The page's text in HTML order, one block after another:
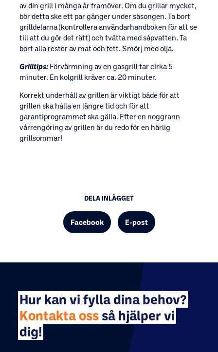
av din grill i många år framöver. Om du grillar mycket,
bör detta ske ett par gånger under säsongen. Ta bort
grilldelarna (kontrollera användarhandboken för att se
till att du gör det rätt) och tvätta med såpvatten. Ta
bort alla rester av mat och fett. Smörj med olja.
Grilltips: Förvärmning av en gasgrill tar cirka 5
minuter. En kolgrill kräver ca. 20 minuter.
Korrekt underhåll av grillen är viktigt både för att
grillen ska hålla en längre tid och för att
garantiprogrammet ska gälla. Efter en noggrann
vårrengöring av grillen är du redo för en härlig
grillsommar!
DELA INLÄGGET
Facebook E-post
Hur kan vi fylla dina behov?
Kontakta oss så hjälper vi
dig!